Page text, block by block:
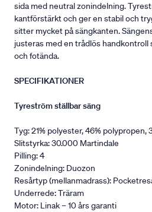
sida med neutral zonindelning.
kantförstärkt och ger en stabil och
sitter mycket på sängkanten.
justeras med en trådlös handkontroll
och fotända.
SPECIFIKATIONER
Tyreström ställbar säng
Tyg: 21% polyester, 46% polypropen,
Slitstyrka: 30.000 Martindale
Pilling: 4
Zonindelning: Duozon
Resårtyp (mellanmadrass):
Underrede: Träram
Motor: Linak – 10 års garanti